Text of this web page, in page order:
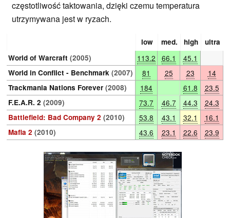
częstotliwość taktowania, dzięki czemu temperatura
utrzymywana jest w ryzach.
low med. high
ultra
World of Warcraft (2005) 113.2 66.1 45.1
World in Conflict - Benchmark (2007) 81 25 23 14
Trackmania Nations Forever (2008) 184 61.8 23.5
F.E.A.R. 2 (2009) 73.7 46.7 44.3 24.3
Battlefield: Bad Company 2 (2010) 53.8 43.1 32.1 16.1
Mafia 2 (2010) 43.6 23.1 22.6 23.9